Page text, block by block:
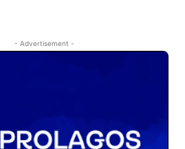
- Advertisement -